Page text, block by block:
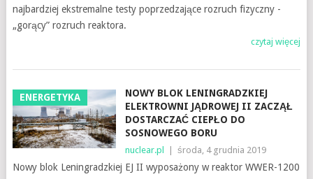
najbardziej ekstremalne testy poprzedzające rozruch fizyczny -
„gorący” rozruch reaktora.
czytaj więcej
ENERGETYKA
NOWY BLOK LENINGRADZKIEJ
ELEKTROWNI JĄDROWEJ II ZACZĄŁ
DOSTARCZAĆ CIEPŁO DO
SOSNOWEGO BORU
nuclear.pl środa, 4 grudnia 2019
Nowy blok Leningradzkiej EJ II wyposażony w reaktor WWER-1200